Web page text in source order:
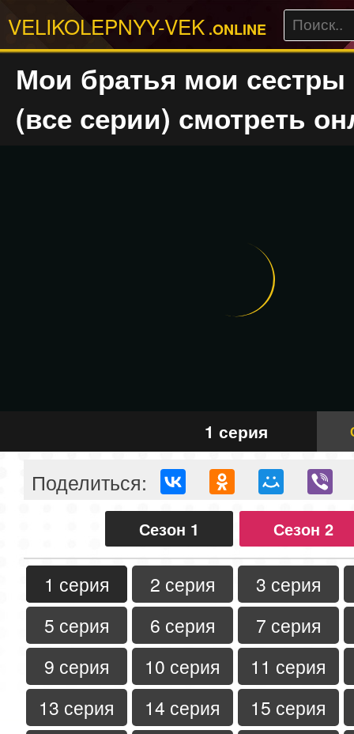
VELIKOLEPNYY-VEK .ONLINE
Мои братья мои сестры
(все серии) смотреть
1 серия
Поделиться:
Сезон 1 Сезон 2
1 серия 2 серия
3 серия
5 серия
6 серия
7 серия
9 серия
10 серия
11 серия
13 серия
14 серия
15 серия